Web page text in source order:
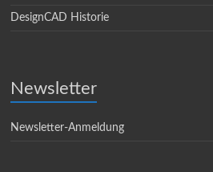
DesignCAD Historie
Newsletter
Newsletter-Anmeldung